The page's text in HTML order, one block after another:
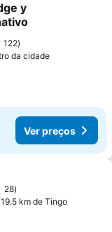
favoritos
y
122
da cidade
Ver preços
favoritos
28
km de Tingo